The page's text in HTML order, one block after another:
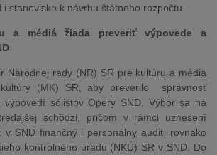
stanovisko k návrhu štátneho rozpočtu.
a médiá žiada preveriť výpovede a
Národnej rady (NR) SR pre kultúru a média
kultúry (MK) SR, aby preverilo správnosť
výpovedí sólistov Opery SND. Výbor sa na
schôdzi, pričom v rámci uznesení
v SND finančný i personálny audit, rovnako
kontrolného úradu (NKÚ) SR v SND. Do